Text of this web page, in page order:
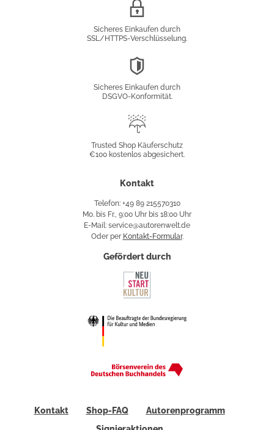
Sicheres Einkaufen durch
SSL/HTTPS-Verschlüsselung.
Sicheres Einkaufen durch
DSGVO-Konformität.
Käuferschutz
Trusted Shop Käuferschutz
€100 kostenlos abgesichert.
Kontakt
Telefon: +49 89 215570310
Mo. bis Fr., 9:00 Uhr bis 18:00 Uhr
E-Mail: service@autorenwelt.de
Oder per Kontakt-Formular.
Gefördert durch
Kontakt Shop-FAQ
Autorenprogramm